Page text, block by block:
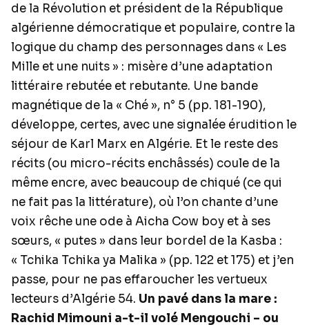
de la Révolution et président de la République
algérienne démocratique et populaire, contre la
logique du champ des personnages dans « Les
Mille et une nuits » : misère d’une adaptation
littéraire rebutée et rebutante. Une bande
magnétique de la « Ché », n° 5 (pp. 181-190),
développe, certes, avec une signalée érudition le
séjour de Karl Marx en Algérie. Et le reste des
récits (ou micro-récits enchâssés) coule de la
même encre, avec beaucoup de chiqué (ce qui
ne fait pas la littérature), où l’on chante d’une
voix rêche une ode à Aicha Cow boy et à ses
sœurs, « putes » dans leur bordel de la Kasba :
« Tchika Tchika ya Malika » (pp. 122 et 175) et j’en
passe, pour ne pas effaroucher les vertueux
lecteurs d’Algérie 54. Un pavé dans la mare :
Rachid Mimouni a-t-il volé Mengouchi – ou